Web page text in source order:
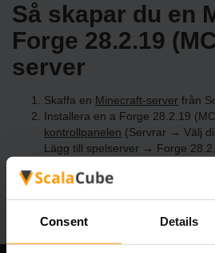
Consent Details
Så skapar du en
Forge 28.2.19
server
Skaffa en Minecraft-server från
Installera en a Forge 28.2.19
kontrollpanelen (Servrar → Välj
Lägg till spelserver → Forge